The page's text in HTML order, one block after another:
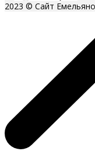
2023 © Сайт